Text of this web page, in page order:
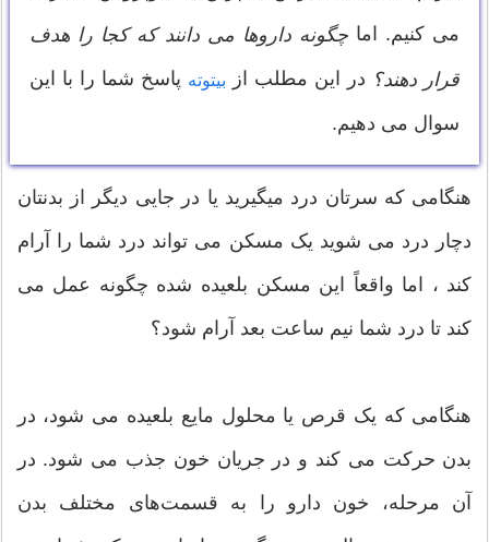
می کنیم. اما چگونه داروها می دانند که کجا را هدف
قرار دهند؟ در این مطلب از بیتوته پاسخ شما را با این
سوال می دهیم.
هنگامی که سرتان درد میگیرید یا در جایی دیگر از بدنتان
دچار درد می شوید یک مسکن می تواند درد شما را آرام
کند ، اما واقعاً این مسکن بلعیده شده چگونه عمل می
کند تا درد شما نیم ساعت بعد آرام شود؟
هنگامی که یک قرص یا محلول مایع بلعیده می شود، در
بدن حرکت می کند و در جریان خون جذب می شود. در
آن مرحله، خون دارو را به قسمت‌های مختلف بدن